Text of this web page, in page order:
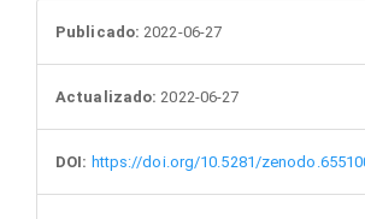
Publicado: 2022-06-27
Actualizado: 2022-06-27
DOI: https://doi.org/10.5281/